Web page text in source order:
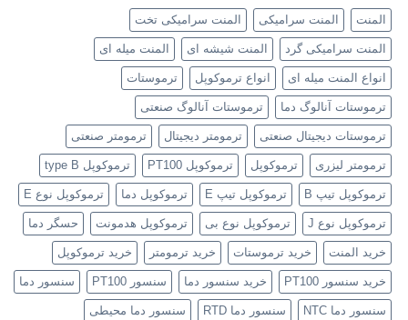
المنت المنت سرامیکی المنت سرامیکی تخت
المنت سرامیکی گرد المنت شیشه ای المنت میله ای
انواع المنت میله ای انواع ترموکوپل ترموستات
ترموستات آنالوگ دما ترموستات آنالوگ صنعتی
ترموستات دیجیتال صنعتی ترمومتر دیجیتال ترمومتر صنعتی
ترمومتر لیزری ترموکوپل ترموکوپل PT100 ترموکوپل type B
ترموکوپل تیپ B ترموکوپل تیپ E ترموکوپل دما ترموکوپل نوع E
ترموکوپل نوع J ترموکوپل نوع بی ترموکوپل هدمونت حسگر دما
خرید المنت خرید ترموستات خرید ترمومتر خرید ترموکوپل
خرید سنسور PT100 خرید سنسور دما سنسور PT100 سنسور دما
سنسور دما NTC سنسور دما RTD سنسور دما محیطی